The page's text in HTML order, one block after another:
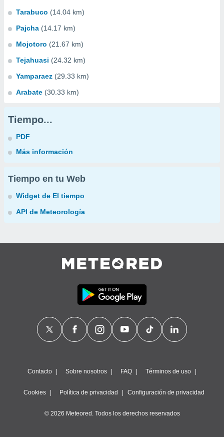
Tarabuco (14.04 km)
Pajcha (14.17 km)
Mojotoro (21.67 km)
Tejahuasi (24.32 km)
Yamparaez (29.33 km)
Arabate (30.33 km)
Tiempo...
PDF
Más información
Tiempo en tu Web
Widget de El tiempo
API de Meteorología
Contacto Sobre nosotros FAQ Términos de uso
Cookies Política de privacidad Configuración de privacidad
© 2026 Meteored. Todos los derechos reservados